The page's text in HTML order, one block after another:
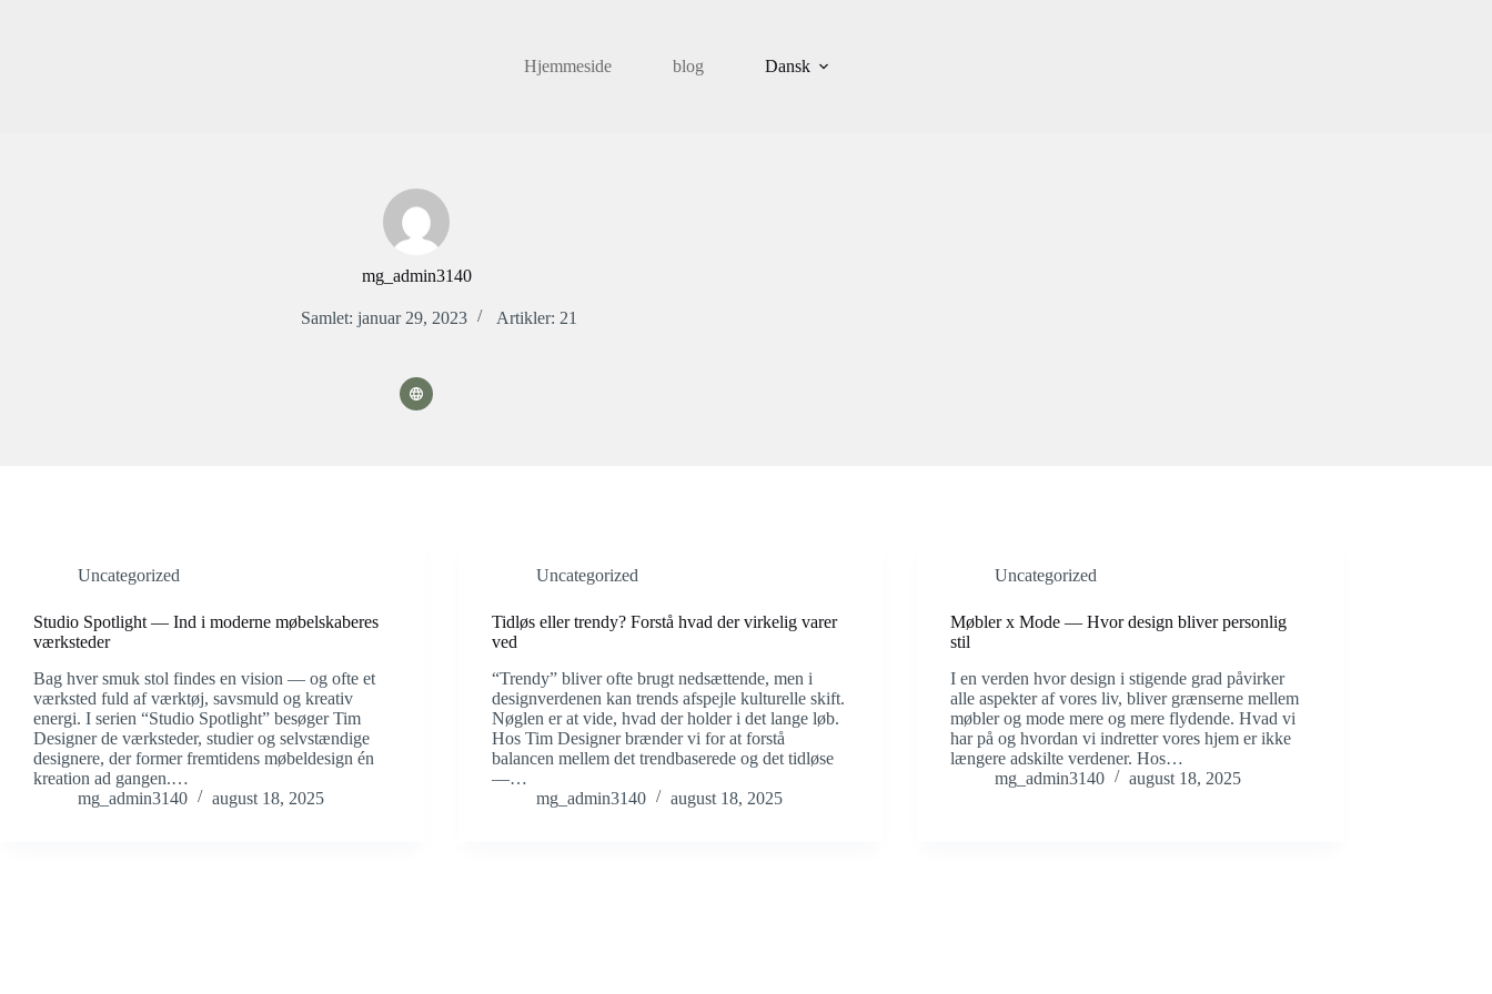
Hjemmeside
blog Dansk
mg_admin3140
Samlet: januar 29, 2023 Artikler: 21
Uncategorized
Studio Spotlight — Ind i moderne møbelskaberes
værksteder
Bag hver smuk stol findes en vision — og ofte et
værksted fuld af værktøj, savsmuld og kreativ
energi. I serien “Studio Spotlight” besøger Tim
Designer de værksteder, studier og selvstændige
designere, der former fremtidens møbeldesign én
kreation ad gangen.…
mg_admin3140
august 18, 2025
Uncategorized
Tidløs eller trendy? Forstå hvad der virkelig varer
ved
“Trendy” bliver ofte brugt nedsættende, men i
designverdenen kan trends afspejle kulturelle skift.
Nøglen er at vide, hvad der holder i det lange løb.
Hos Tim Designer brænder vi for at forstå
balancen mellem det trendbaserede og det tidløse
—…
mg_admin3140
august 18, 2025
Uncategorized
Møbler x Mode — Hvor design bliver personlig
stil
I en verden hvor design i stigende grad påvirker
alle aspekter af vores liv, bliver grænserne mellem
møbler og mode mere og mere flydende. Hvad vi
har på og hvordan vi indretter vores hjem er ikke
længere adskilte verdener. Hos…
mg_admin3140
august 18, 2025